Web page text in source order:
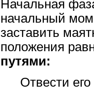
Мы
в
Начальная
начальный
заставить
положения
путями:
Отвести